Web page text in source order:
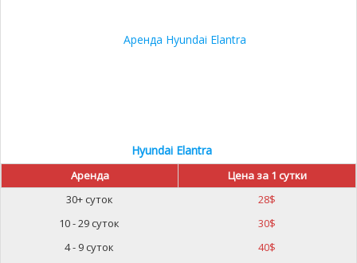
Hyundai Elantra
Аренда
Цена за 1 сутки
30+ суток
28$
10 - 29 суток
30$
4 - 9 суток
40$